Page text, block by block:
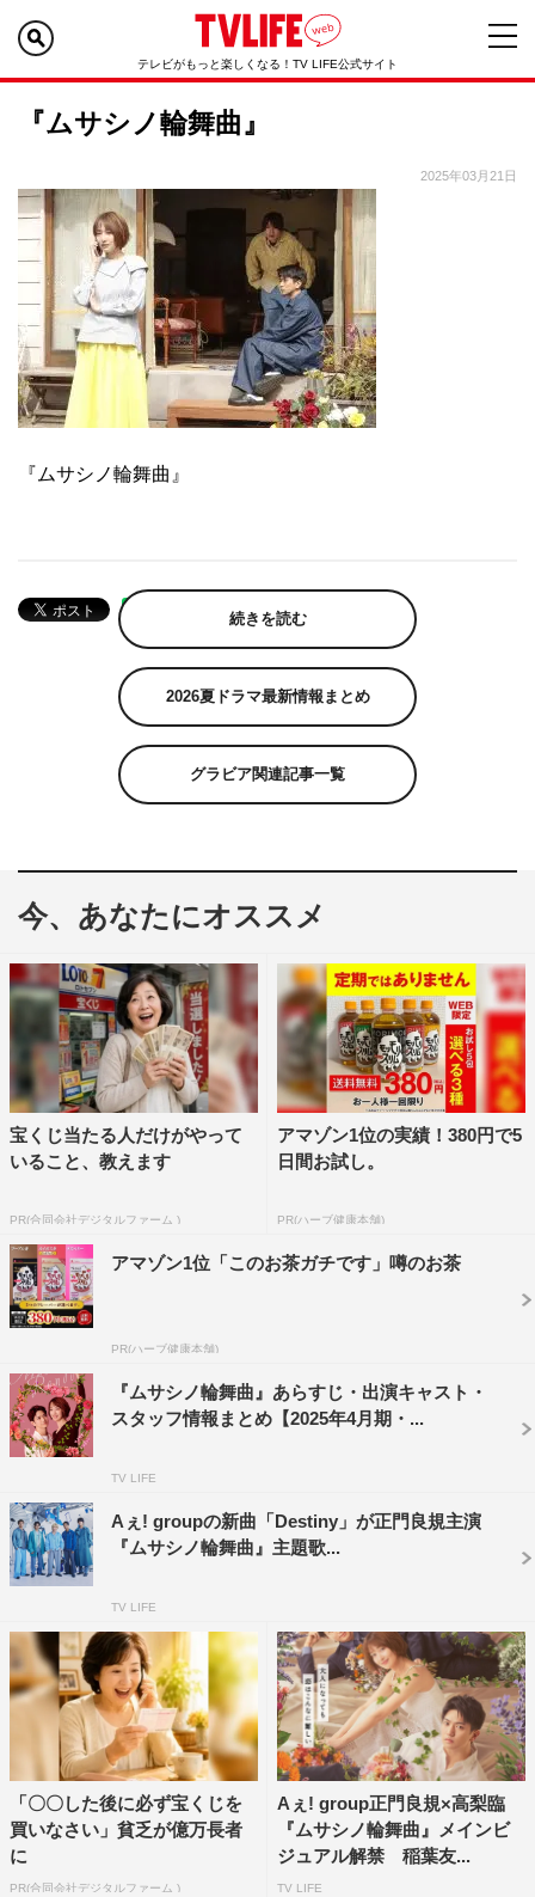
テレビがもっと楽しくなる！TV LIFE公式サイト
『ムサシノ輪舞曲』
2025年03月21日
『ムサシノ輪舞曲』
続きを読む
2026夏ドラマ最新情報まとめ
グラビア関連記事一覧
今、あなたにオススメ
宝くじ当たる人だけがやって
いること、教えます
PR(合同会社デジタルファーム )
アマゾン1位の実績！380円で5
日間お試し。
PR(ハーブ健康本舗)
アマゾン1位「このお茶ガチです」噂のお茶
PR(ハーブ健康本舗)
『ムサシノ輪舞曲』あらすじ・出演キャスト・
スタッフ情報まとめ【2025年4月期・...
TV LIFE
Aぇ! groupの新曲「Destiny」が正門良規主演
『ムサシノ輪舞曲』主題歌...
TV LIFE
「〇〇した後に必ず宝くじを
買いなさい」貧乏が億万長者
に
PR(合同会社デジタルファーム )
Aぇ! group正門良規×高梨臨
『ムサシノ輪舞曲』メインビ
ジュアル解禁 稲葉友...
TV LIFE